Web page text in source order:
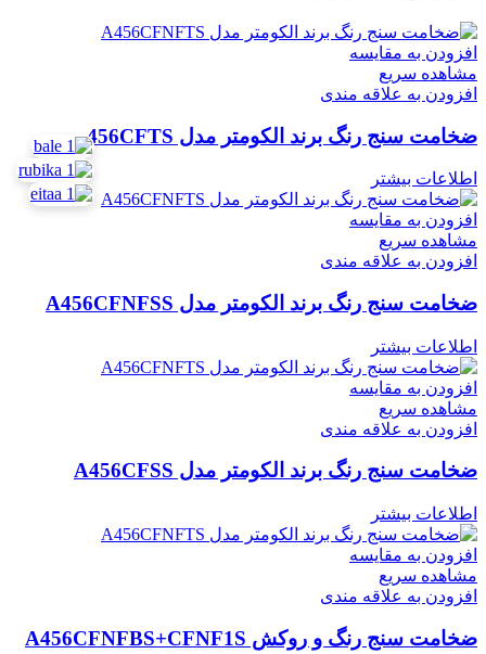
افزودن به مقایسه
مشاهده سریع
افزودن به علاقه مندی
ضخامت سنج رنگ برند الکومتر مدل 456CFTS
اطلاعات بیشتر
افزودن به مقایسه
مشاهده سریع
افزودن به علاقه مندی
ضخامت سنج رنگ برند الکومتر مدل A456CFNFSS
اطلاعات بیشتر
افزودن به مقایسه
مشاهده سریع
افزودن به علاقه مندی
ضخامت سنج رنگ برند الکومتر مدل A456CFSS
اطلاعات بیشتر
افزودن به مقایسه
مشاهده سریع
افزودن به علاقه مندی
ضخامت سنج رنگ و روکش A456CFNFBS+CFNF1S